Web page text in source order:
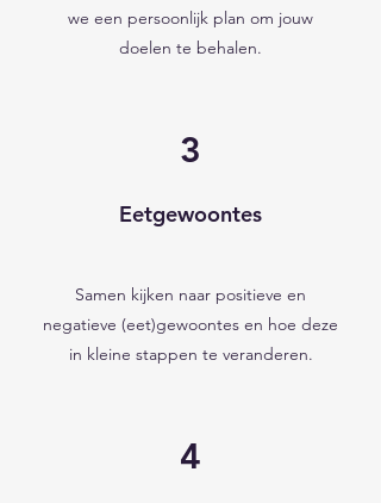
we een persoonlijk plan om jouw
doelen te behalen.
3
Eetgewoontes
Samen kijken naar positieve en
negatieve (eet)gewoontes en hoe deze
in kleine stappen te veranderen.
4